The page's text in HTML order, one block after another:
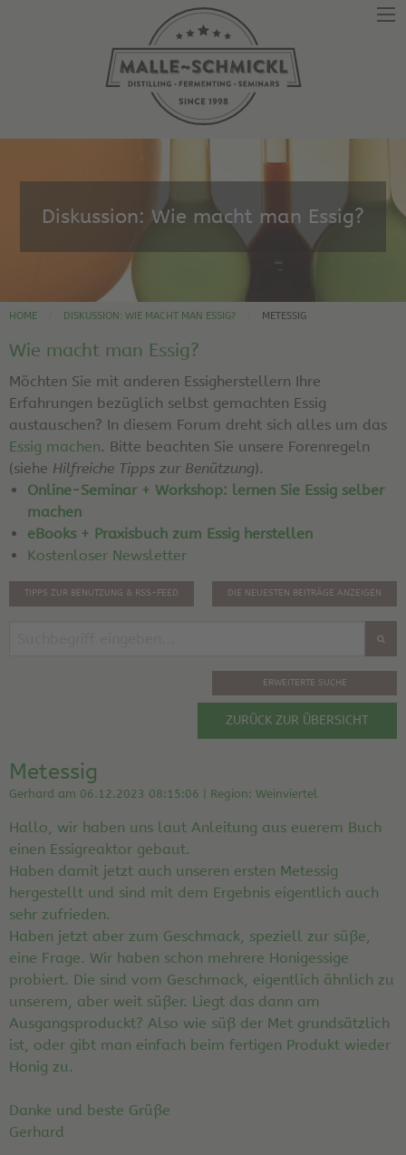
Diskussion: Wie macht man Essig?
HOME DISKUSSION: WIE MACHT MAN ESSIG? METESSIG
Wie macht man Essig?
Möchten Sie mit anderen Essigherstellern Ihre
Erfahrungen bezüglich selbst gemachten Essig
austauschen? In diesem Forum dreht sich alles um das
Essig machen. Bitte beachten Sie unsere Forenregeln
(siehe Hilfreiche Tipps zur Benützung).
Online-Seminar + Workshop: lernen Sie Essig selber
machen
eBooks + Praxisbuch zum Essig herstellen
Kostenloser Newsletter
TIPPS ZUR BENUTZUNG & RSS-FEED DIE NEUESTEN BEITRÄGE ANZEIGEN
ERWEITERTE SUCHE
ZURÜCK ZUR ÜBERSICHT
Metessig
Gerhard am 06.12.2023 08:15:06 | Region: Weinviertel
Hallo, wir haben uns laut Anleitung aus euerem Buch
einen Essigreaktor gebaut.
Haben damit jetzt auch unseren ersten Metessig
hergestellt und sind mit dem Ergebnis eigentlich auch
sehr zufrieden.
Haben jetzt aber zum Geschmack, speziell zur süße,
eine Frage. Wir haben schon mehrere Honigessige
probiert. Die sind vom Geschmack, eigentlich ähnlich zu
unserem, aber weit süßer. Liegt das dann am
Ausgangsproduckt? Also wie süß der Met grundsätzlich
ist, oder gibt man einfach beim fertigen Produkt wieder
Honig zu.
Danke und beste Grüße
Gerhard